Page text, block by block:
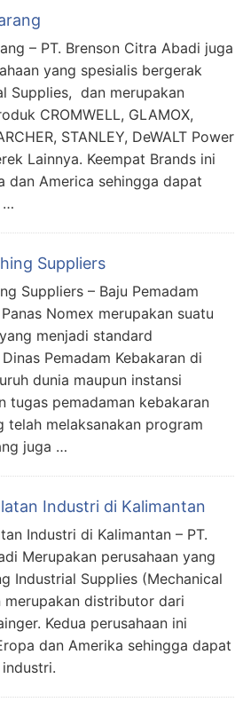
– PT. Brenson Citra Abadi juga
yang spesialis bergerak
Supplies, dan merupakan
CROMWELL, GLAMOX,
STANLEY, DeWALT Power
Lainnya. Keempat Brands ini
dan America sehingga dapat
…
Suppliers
Suppliers – Baju Pemadam
Nomex merupakan suatu
menjadi standard
Pemadam Kebakaran di
dunia maupun instansi
tugas pemadaman kebakaran
melaksanakan program
juga …
Industri di Kalimantan
Industri di Kalimantan – PT.
Merupakan perusahaan yang
Industrial Supplies (Mechanical
distributor dari
Kedua perusahaan ini
dan Amerika sehingga dapat